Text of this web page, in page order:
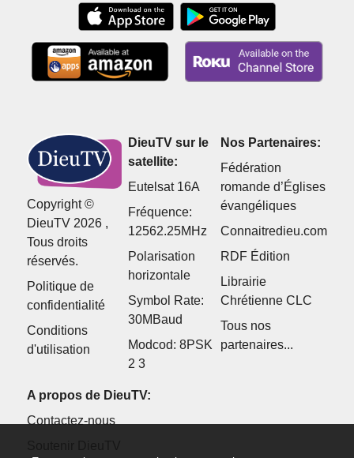
Copyright ©
DieuTV 2026 ,
Tous droits
réservés.
Politique de
confidentialité
Conditions
d'utilisation
DieuTV sur le
satellite:
Eutelsat 16A
Fréquence:
12562.25MHz
Polarisation
horizontale
Symbol Rate:
30MBaud
Modcod: 8PSK
2 3
Nos Partenaires:
Fédération
romande d’Églises
évangéliques
Connaitredieu.com
RDF Édition
Librairie
Chrétienne CLC
Tous nos
partenaires...
A propos de DieuTV:
Contactez-nous